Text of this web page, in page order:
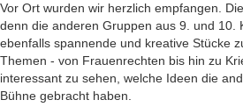
Vor Ort wurden wir herzlich empfangen.
denn die anderen Gruppen aus 9. und 10.
ebenfalls spannende und kreative Stücke
Themen - von Frauenrechten bis hin zu
interessant zu sehen, welche Ideen die
Bühne gebracht haben.